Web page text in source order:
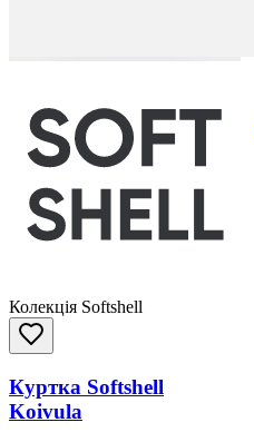
Колекція Softshell
Куртка Softshell
Koivula